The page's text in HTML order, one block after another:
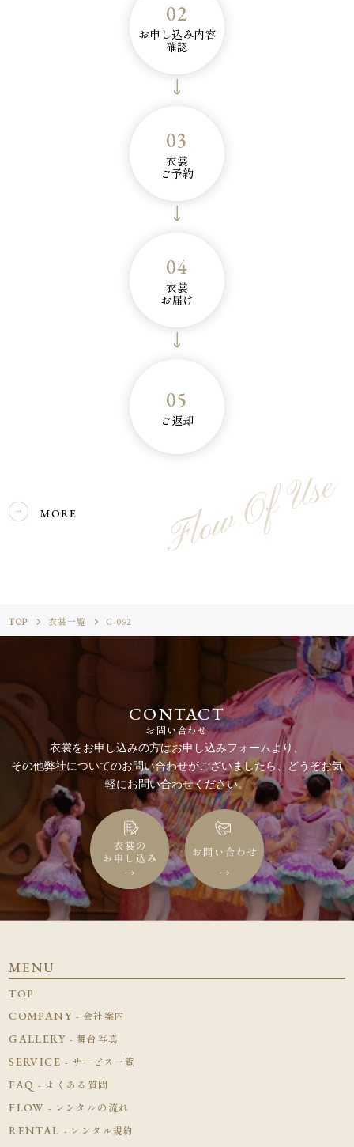
02
お申し込み内容
確認
03
衣裳
ご予約
04
衣裳
お届け
05
ご返却
MORE Flow Of Use
TOP 衣裳一覧 C-062
CONTACT
お問い合わせ
衣裳をお申し込みの方はお申し込みフォームより、
その他弊社についてのお問い合わせがございましたら、どうぞお気
軽にお問い合わせください。
MENU
TOP
COMPANY - 会社案内
GALLERY - 舞台写真
SERVICE - サービス一覧
FAQ - よくある質問
FLOW - レンタルの流れ
RENTAL - レンタル規約